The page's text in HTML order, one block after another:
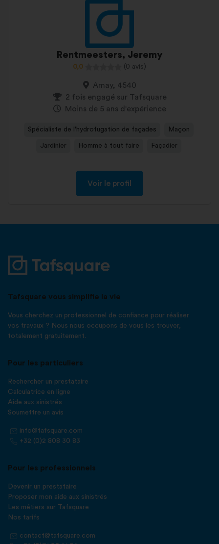
Rentmeesters, Jeremy
0,0 (0 avis)
Amay, 4540
2 fois engagé sur Tafsquare
Moins de 5 ans d'expérience
Spécialiste de l'hydrofugation de façades Maçon
Jardinier Homme à tout faire Façadier
Voir le profil
Tafsquare vous simplifie la vie
Vous cherchez un professionnel de confiance pour réaliser
vos travaux ? Nous nous occupons de vous les trouver,
totalement gratuitement.
Pour les particuliers
Rechercher un prestataire
Calculatrice en ligne
Aide aux sinistrés
Soumettre un avis
info@tafsquare.com
+32 (0)2 808 30 83
Pour les professionnels
Devenir un prestataire
Proposer mon aide aux sinistrés
Les métiers sur Tafsquare
Nos tarifs
contact@tafsquare.com